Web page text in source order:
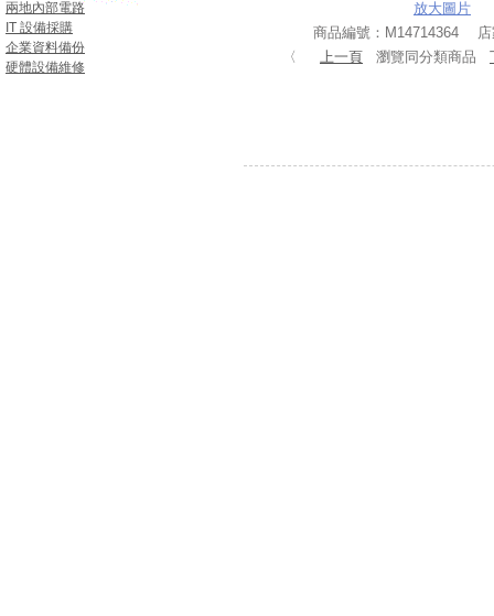
兩地內部電路
IT 設備採購
企業資料備份
硬體設備維修
放大圖片
商品編號：M14714364 店
〈
上一頁 瀏覽同分類商品